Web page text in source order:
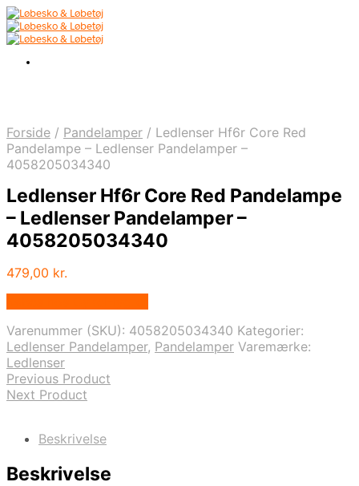
Forside / Pandelamper / Ledlenser Hf6r Core Red
Pandelampe – Ledlenser Pandelamper –
4058205034340
Ledlenser Hf6r Core Red Pandelampe
– Ledlenser Pandelamper –
4058205034340
479,00 kr.
Varenummer (SKU): 4058205034340 Kategorier:
Ledlenser Pandelamper, Pandelamper Varemærke:
Ledlenser
Previous Product
Next Product
Beskrivelse
Beskrivelse